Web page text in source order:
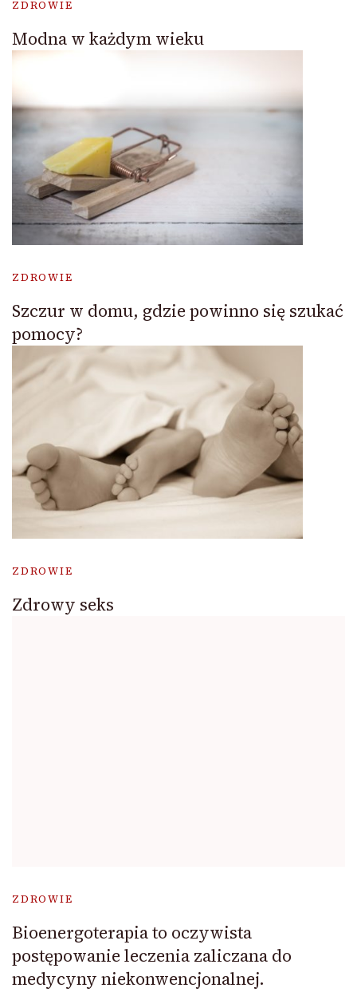
ZDROWIE
Modna w każdym wieku
ZDROWIE
Szczur w domu, gdzie powinno się szukać
pomocy?
ZDROWIE
Zdrowy seks
ZDROWIE
Bioenergoterapia to oczywista
postępowanie leczenia zaliczana do
medycyny niekonwencjonalnej.